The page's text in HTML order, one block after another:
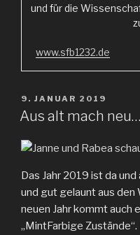
und für die
www.sfb1232.de
VERÖFFENTLICHT
AM
9. JANUAR 2019
Aus alt mach
Das Jahr 2019 ist da
und gut gelaunt aus den
neuen Jahr kommt auch
„MintFarbige